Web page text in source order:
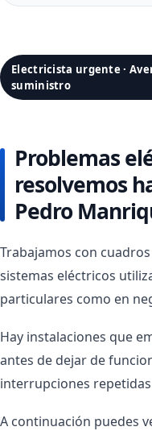
Electricista urgente ·
suministro
Problemas
resolvemos
Pedro
Trabajamos con
sistemas eléctricos
particulares como en
Hay instalaciones que
antes de dejar de
interrupciones
A continuación puedes